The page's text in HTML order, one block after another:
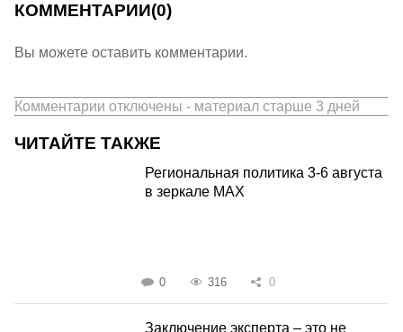
КОММЕНТАРИИ(0)
Вы можете оставить комментарии.
Комментарии отключены - материал старше 3 дней
ЧИТАЙТЕ ТАКЖЕ
Региональная политика 3-6 августа
в зеркале MAX
0 316 0
Заключение эксперта – это не